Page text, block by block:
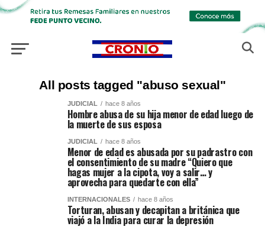
All posts tagged "abuso sexual"
JUDICIAL hace 8 años
Hombre abusa de su hija menor de edad luego de
la muerte de sus esposa
JUDICIAL hace 8 años
Menor de edad es abusada por su padrastro con
el consentimiento de su madre “Quiero que
hagas mujer a la cipota, voy a salir… y
aprovecha para quedarte con ella”
INTERNACIONALES hace 8 años
Torturan, abusan y decapitan a británica que
viajó a la India para curar la depresión